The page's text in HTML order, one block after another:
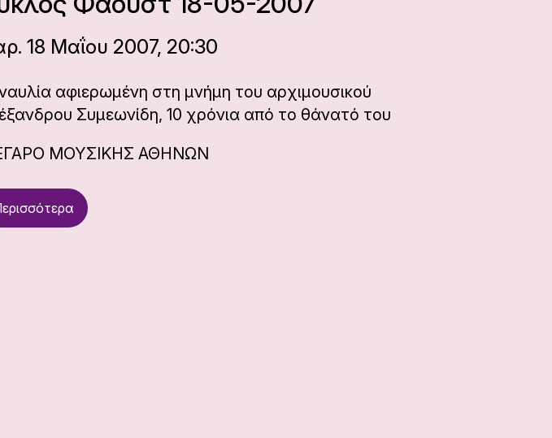
18 Μαΐου 2007, 20:30
αφιερωμένη στη μνήμη του αρχιμουσικού
Συμεωνίδη, 10 χρόνια από το θάνατό του
ΜΟΥΣΙΚΗΣ ΑΘΗΝΩΝ